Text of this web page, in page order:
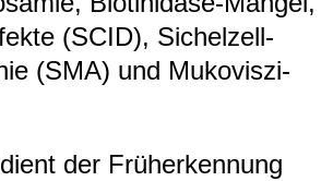
(SCID), Sichel­zell­
(SMA) und Muko­vis­zi­
der Früh­erken­nung